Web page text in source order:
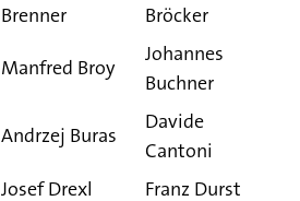
Brenner
Bröcker
Manfred Broy
Johannes
Buchner
Andrzej Buras
Davide
Cantoni
Josef Drexl Franz Durst